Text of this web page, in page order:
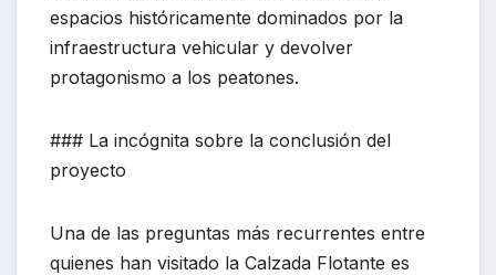
espacios históricamente dominados por la
infraestructura vehicular y devolver
protagonismo a los peatones.
### La incógnita sobre la conclusión del
proyecto
Una de las preguntas más recurrentes entre
quienes han visitado la Calzada Flotante es